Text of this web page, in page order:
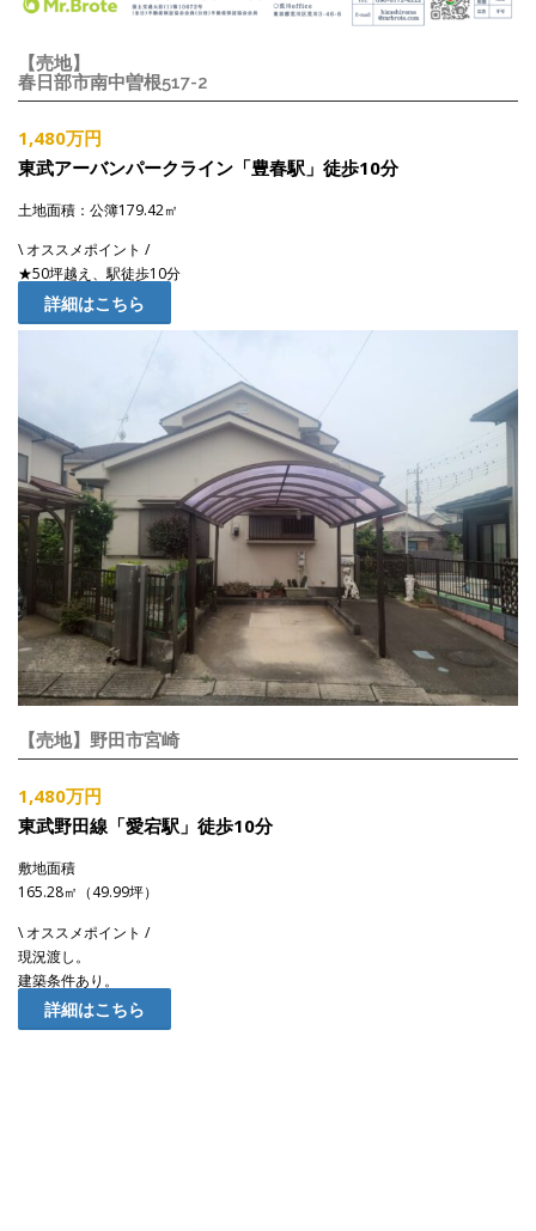
【売地】
春日部市南中曽根517-2
1,480万円
東武アーバンパークライン「豊春駅」徒歩10分
土地面積：公簿179.42㎡
\ オススメポイント /
★50坪越え、駅徒歩10分
詳細はこちら
【売地】野田市宮崎
1,480万円
東武野田線「愛宕駅」徒歩10分
敷地面積
165.28㎡（49.99坪）
\ オススメポイント /
現況渡し。
建築条件あり。
詳細はこちら